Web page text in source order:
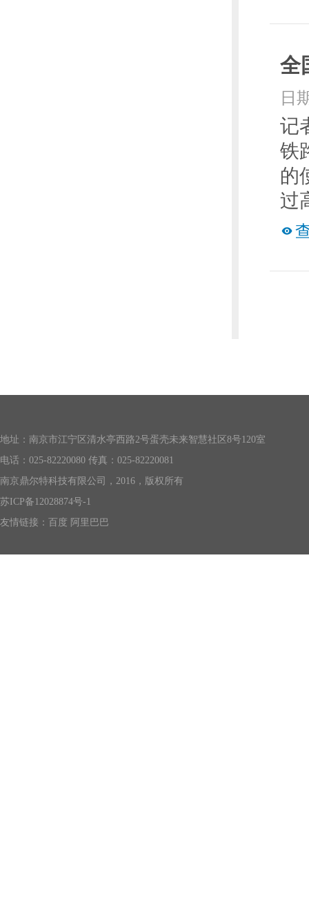
全
日
记
铁
的
过
地址：南京市江宁区清水亭西路2号蛋壳未来智慧社区8号120室
电话：025-82220080 传真：025-82220081
南京鼎尔特科技有限公司，2016，版权所有
苏ICP备12028874号-1
友情链接： 百度 阿里巴巴